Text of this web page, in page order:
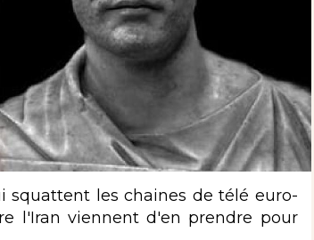
les chaines de télé euro-
l'Iran viennent d'en prendre pour